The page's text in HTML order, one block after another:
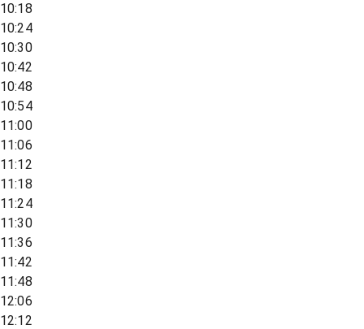
10:18
10:24
10:30
10:42
10:48
10:54
11:00
11:06
11:12
11:18
11:24
11:30
11:36
11:42
11:48
12:06
12:12